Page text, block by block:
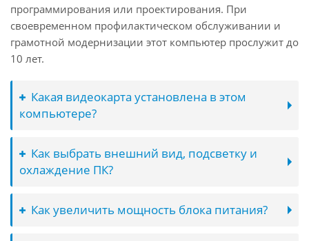
программирования или проектирования. При
своевременном профилактическом обслуживании и
грамотной модернизации этот компьютер прослужит до
10 лет.
Какая видеокарта установлена в этом
компьютере?
Как выбрать внешний вид, подсветку и
охлаждение ПК?
Как увеличить мощность блока питания?